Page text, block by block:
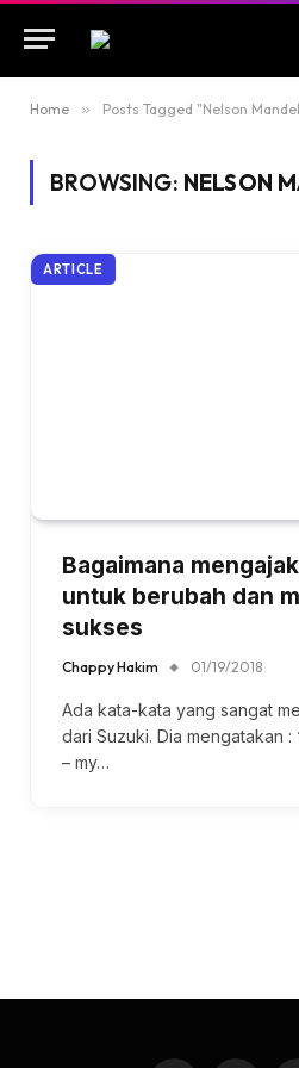
Home » Posts Tagged "Nelson
BROWSING: NELSON
ARTICLE
Bagaimana
untuk berubah dan
sukses
Chappy Hakim 01/19/2018
Ada kata-kata yang sangat
dari Suzuki. Dia mengatakan :
– my…